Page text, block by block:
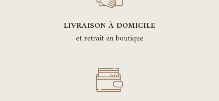
LIVRAISON À DOMICILE
et retrait en boutique